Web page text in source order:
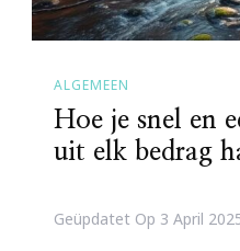
ALGEMEEN
Hoe je snel en
uit elk bedrag
Geüpdatet Op 3 April